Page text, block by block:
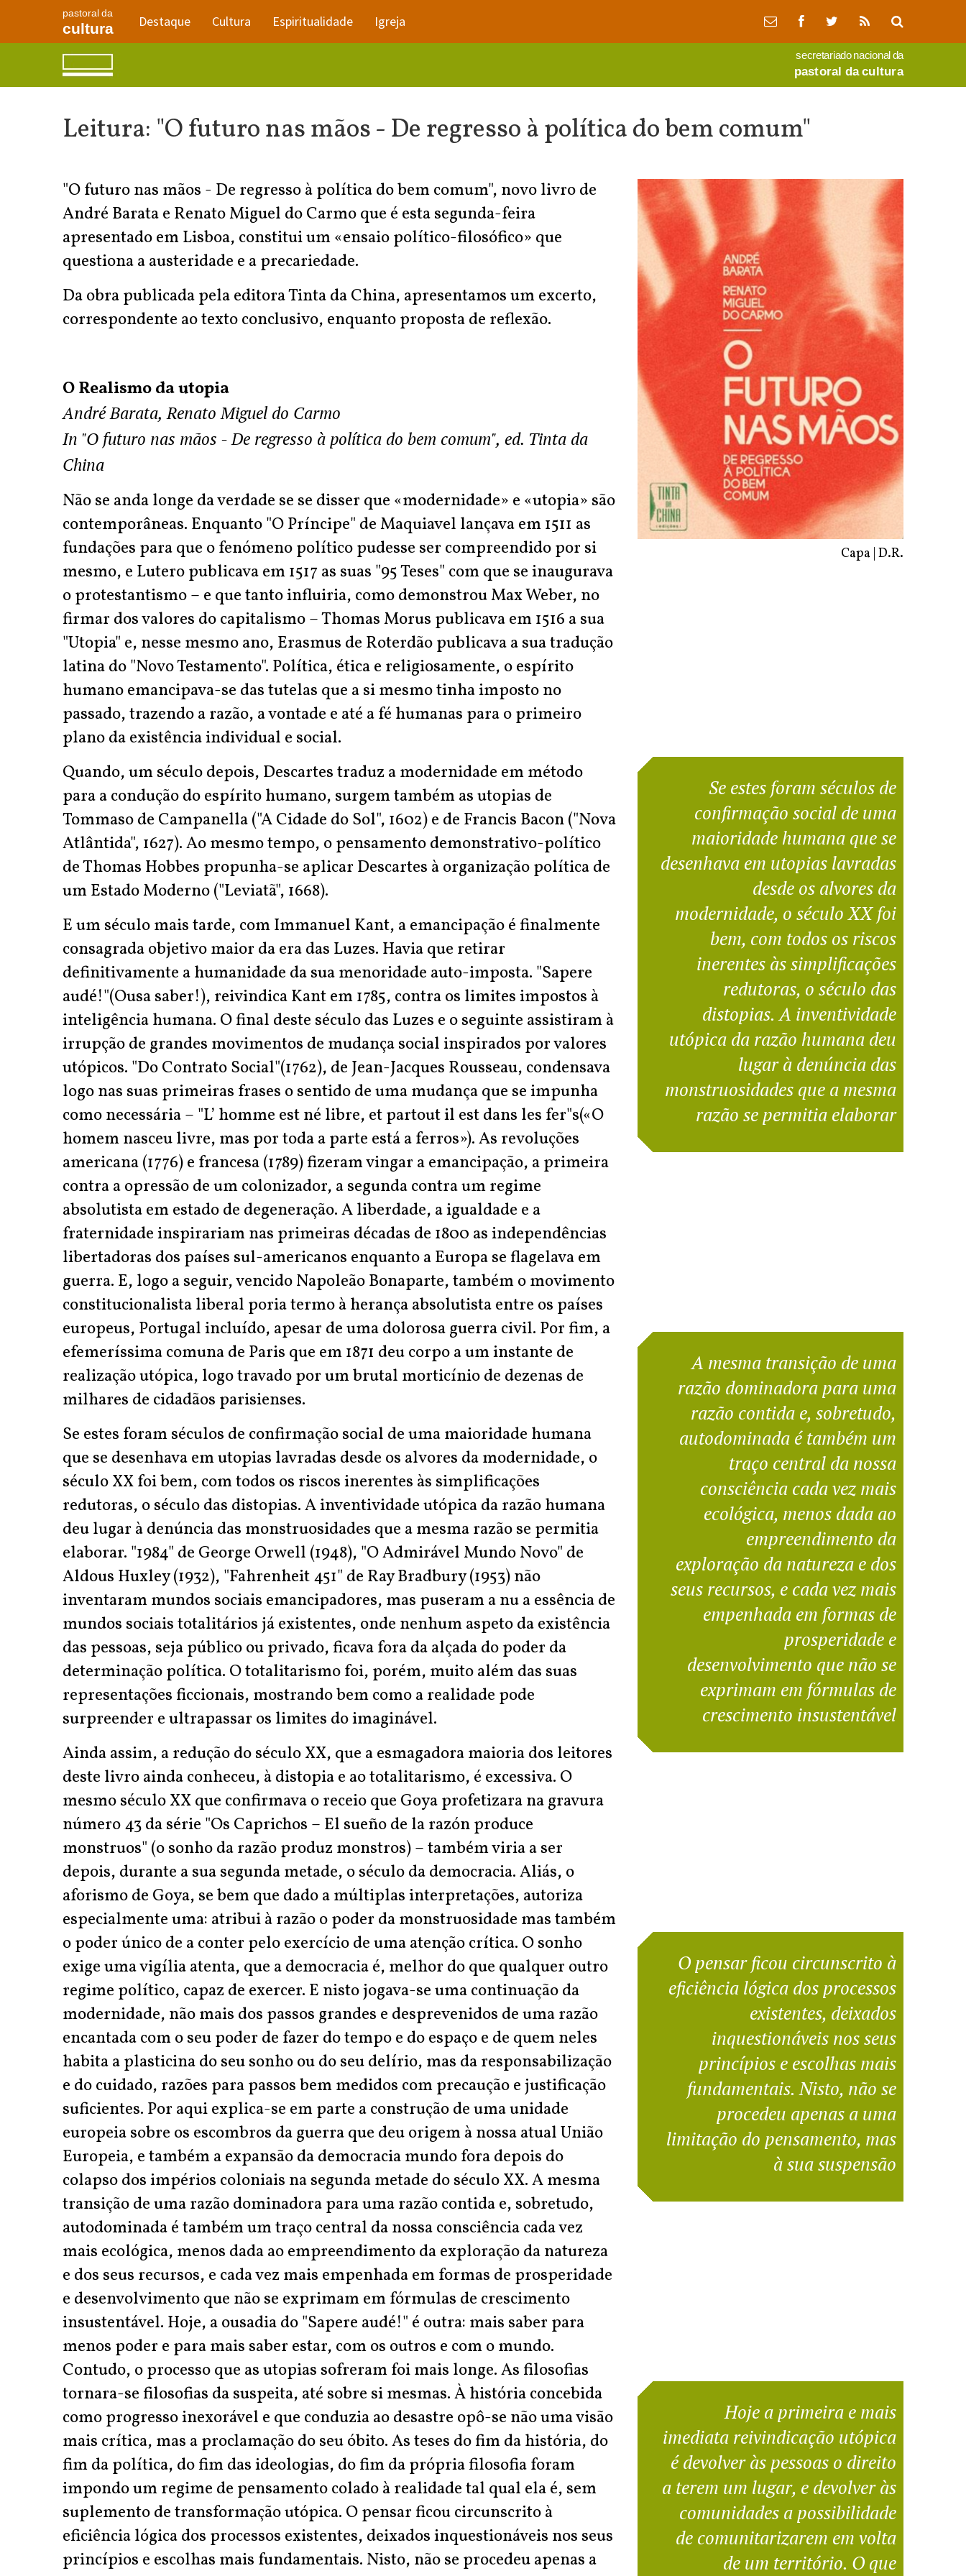
pastoral da
cultura Destaque Cultura Espiritualidade Igreja
secretariado nacional da
pastoral da cultura
Leitura: "O futuro nas mãos - De regresso à política do bem comum"
"O futuro nas mãos - De regresso à política do bem comum", novo livro de
André Barata e Renato Miguel do Carmo que é esta segunda-feira
apresentado em Lisboa, constitui um «ensaio político-filosófico» que
questiona a austeridade e a precariedade.
Da obra publicada pela editora Tinta da China, apresentamos um excerto,
correspondente ao texto conclusivo, enquanto proposta de reflexão.
O Realismo da utopia
André Barata, Renato Miguel do Carmo
In "O futuro nas mãos - De regresso à política do bem comum", ed. Tinta da
China
Não se anda longe da verdade se se disser que «modernidade» e «utopia» são
contemporâneas. Enquanto "O Príncipe" de Maquiavel lançava em 1511 as
fundações para que o fenómeno político pudesse ser compreendido por si
mesmo, e Lutero publicava em 1517 as suas "95 Teses" com que se inaugurava
o protestantismo – e que tanto influiria, como demonstrou Max Weber, no
firmar dos valores do capitalismo – Thomas Morus publicava em 1516 a sua
"Utopia" e, nesse mesmo ano, Erasmus de Roterdão publicava a sua tradução
latina do "Novo Testamento". Política, ética e religiosamente, o espírito
humano emancipava-se das tutelas que a si mesmo tinha imposto no
passado, trazendo a razão, a vontade e até a fé humanas para o primeiro
plano da existência individual e social.
Quando, um século depois, Descartes traduz a modernidade em método
para a condução do espírito humano, surgem também as utopias de
Tommaso de Campanella ("A Cidade do Sol", 1602) e de Francis Bacon ("Nova
Atlântida", 1627). Ao mesmo tempo, o pensamento demonstrativo-político
de Thomas Hobbes propunha-se aplicar Descartes à organização política de
um Estado Moderno ("Leviatã", 1668).
E um século mais tarde, com Immanuel Kant, a emancipação é finalmente
consagrada objetivo maior da era das Luzes. Havia que retirar
definitivamente a humanidade da sua menoridade auto-imposta. "Sapere
audé!"(Ousa saber!), reivindica Kant em 1785, contra os limites impostos à
inteligência humana. O final deste século das Luzes e o seguinte assistiram à
irrupção de grandes movimentos de mudança social inspirados por valores
utópicos. "Do Contrato Social"(1762), de Jean-Jacques Rousseau, condensava
logo nas suas primeiras frases o sentido de uma mudança que se impunha
como necessária – "L’ homme est né libre, et partout il est dans les fer"s(«O
homem nasceu livre, mas por toda a parte está a ferros»). As revoluções
americana (1776) e francesa (1789) fizeram vingar a emancipação, a primeira
contra a opressão de um colonizador, a segunda contra um regime
absolutista em estado de degeneração. A liberdade, a igualdade e a
fraternidade inspirariam nas primeiras décadas de 1800 as independências
libertadoras dos países sul-americanos enquanto a Europa se flagelava em
guerra. E, logo a seguir, vencido Napoleão Bonaparte, também o movimento
constitucionalista liberal poria termo à herança absolutista entre os países
europeus, Portugal incluído, apesar de uma dolorosa guerra civil. Por fim, a
efemeríssima comuna de Paris que em 1871 deu corpo a um instante de
realização utópica, logo travado por um brutal morticínio de dezenas de
milhares de cidadãos parisienses.
Se estes foram séculos de confirmação social de uma maioridade humana
que se desenhava em utopias lavradas desde os alvores da modernidade, o
século XX foi bem, com todos os riscos inerentes às simplificações
redutoras, o século das distopias. A inventividade utópica da razão humana
deu lugar à denúncia das monstruosidades que a mesma razão se permitia
elaborar. "1984" de George Orwell (1948), "O Admirável Mundo Novo" de
Aldous Huxley (1932), "Fahrenheit 451" de Ray Bradbury (1953) não
inventaram mundos sociais emancipadores, mas puseram a nu a essência de
mundos sociais totalitários já existentes, onde nenhum aspeto da existência
das pessoas, seja público ou privado, ficava fora da alçada do poder da
determinação política. O totalitarismo foi, porém, muito além das suas
representações ficcionais, mostrando bem como a realidade pode
surpreender e ultrapassar os limites do imaginável.
Ainda assim, a redução do século XX, que a esmagadora maioria dos leitores
deste livro ainda conheceu, à distopia e ao totalitarismo, é excessiva. O
mesmo século XX que confirmava o receio que Goya profetizara na gravura
número 43 da série "Os Caprichos – El sueño de la razón produce
monstruos" (o sonho da razão produz monstros) – também viria a ser
depois, durante a sua segunda metade, o século da democracia. Aliás, o
aforismo de Goya, se bem que dado a múltiplas interpretações, autoriza
especialmente uma: atribui à razão o poder da monstruosidade mas também
o poder único de a conter pelo exercício de uma atenção crítica. O sonho
exige uma vigília atenta, que a democracia é, melhor do que qualquer outro
regime político, capaz de exercer. E nisto jogava-se uma continuação da
modernidade, não mais dos passos grandes e desprevenidos de uma razão
encantada com o seu poder de fazer do tempo e do espaço e de quem neles
habita a plasticina do seu sonho ou do seu delírio, mas da responsabilização
e do cuidado, razões para passos bem medidos com precaução e justificação
suficientes. Por aqui explica-se em parte a construção de uma unidade
europeia sobre os escombros da guerra que deu origem à nossa atual União
Europeia, e também a expansão da democracia mundo fora depois do
colapso dos impérios coloniais na segunda metade do século XX. A mesma
transição de uma razão dominadora para uma razão contida e, sobretudo,
autodominada é também um traço central da nossa consciência cada vez
mais ecológica, menos dada ao empreendimento da exploração da natureza
e dos seus recursos, e cada vez mais empenhada em formas de prosperidade
e desenvolvimento que não se exprimam em fórmulas de crescimento
insustentável. Hoje, a ousadia do "Sapere audé!" é outra: mais saber para
menos poder e para mais saber estar, com os outros e com o mundo.
Contudo, o processo que as utopias sofreram foi mais longe. As filosofias
tornara-se filosofias da suspeita, até sobre si mesmas. À história concebida
como progresso inexorável e que conduzia ao desastre opô-se não uma visão
mais crítica, mas a proclamação do seu óbito. As teses do fim da história, do
fim da política, do fim das ideologias, do fim da própria filosofia foram
impondo um regime de pensamento colado à realidade tal qual ela é, sem
suplemento de transformação utópica. O pensar ficou circunscrito à
eficiência lógica dos processos existentes, deixados inquestionáveis nos seus
princípios e escolhas mais fundamentais. Nisto, não se procedeu apenas a
Capa | D.R.
Se estes foram séculos de
confirmação social de uma
maioridade humana que se
desenhava em utopias lavradas
desde os alvores da
modernidade, o século XX foi
bem, com todos os riscos
inerentes às simplificações
redutoras, o século das
distopias. A inventividade
utópica da razão humana deu
lugar à denúncia das
monstruosidades que a mesma
razão se permitia elaborar
A mesma transição de uma
razão dominadora para uma
razão contida e, sobretudo,
autodominada é também um
traço central da nossa
consciência cada vez mais
ecológica, menos dada ao
empreendimento da
exploração da natureza e dos
seus recursos, e cada vez mais
empenhada em formas de
prosperidade e
desenvolvimento que não se
exprimam em fórmulas de
crescimento insustentável
O pensar ficou circunscrito à
eficiência lógica dos processos
existentes, deixados
inquestionáveis nos seus
princípios e escolhas mais
fundamentais. Nisto, não se
procedeu apenas a uma
limitação do pensamento, mas
à sua suspensão
Hoje a primeira e mais
imediata reivindicação utópica
é devolver às pessoas o direito
a terem um lugar, e devolver às
comunidades a possibilidade
de comunitarizarem em volta
de um território. O que